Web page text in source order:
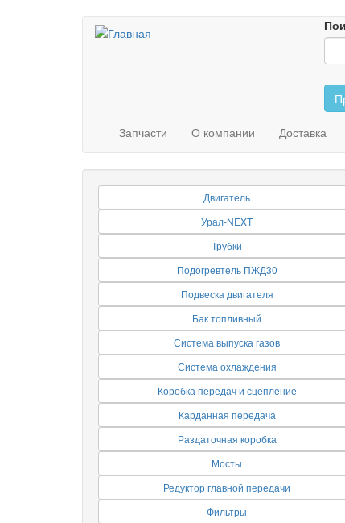
Запчасти О компании Доставка
Двигатель
Урал-NEXT
Трубки
Подогревтель ПЖД30
Подвеска двигателя
Бак топливный
Система выпуска газов
Система охлаждения
Коробка передач и сцепление
Карданная передача
Раздаточная коробка
Мосты
Редуктор главной передачи
Фильтры